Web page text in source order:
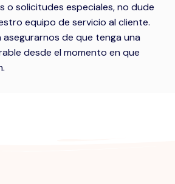
o solicitudes especiales, no dude
equipo de servicio al cliente.
asegurarnos de que tenga una
desde el momento en que